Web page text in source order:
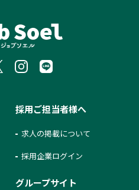
採用ご担当者様へ
求人の掲載について
採用企業ログイン
グループサイト